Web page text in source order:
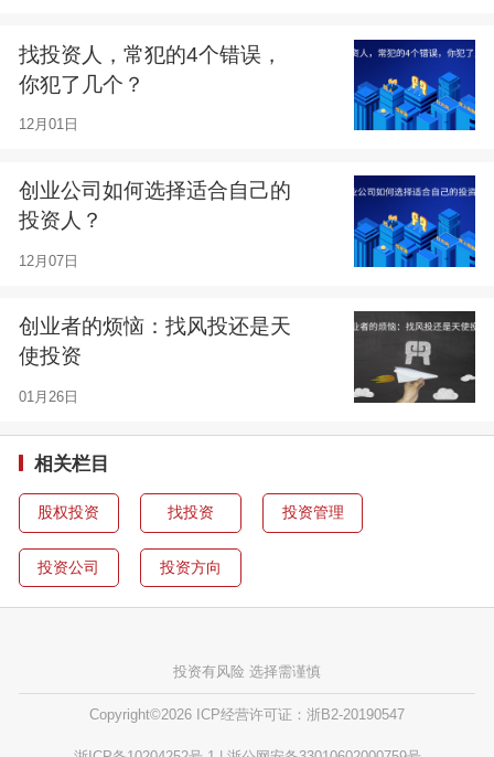
找投资人，常犯的4个错误，
你犯了几个？
12月01日
创业公司如何选择适合自己的
投资人？
12月07日
创业者的烦恼：找风投还是天
使投资
01月26日
相关栏目
股权投资 找投资 投资管理
投资公司 投资方向
投资有风险 选择需谨慎
Copyright©2026 ICP经营许可证：浙B2-20190547